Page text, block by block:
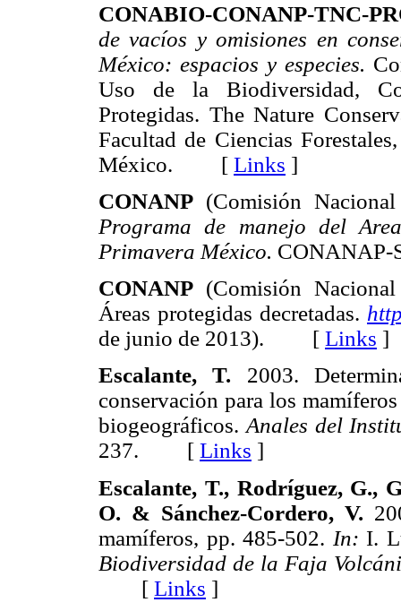
CONABIO-CONANP-TNC-
de vacíos y omisiones en
México: espacios y especies.
Uso de la Biodiversidad,
Protegidas. The Nature
Facultad de Ciencias
México. [ Links ]
CONANP (Comisión
Programa de manejo del
Primavera México.
CONANP (Comisión
Áreas protegidas decretadas.
de junio de 2013). [ Links ]
Escalante, T. 2003.
conservación para los
biogeográficos. Anales del
237. [ Links ]
Escalante, T., Rodríguez, G.,
O. & Sánchez-Cordero, V.
mamíferos, pp. 485-502. In: I.
Biodiversidad de la Faja
[ Links ]